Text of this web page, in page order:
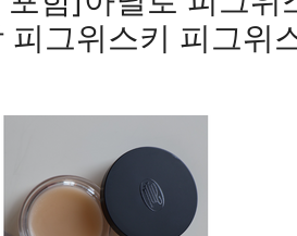
그위스키 피그위